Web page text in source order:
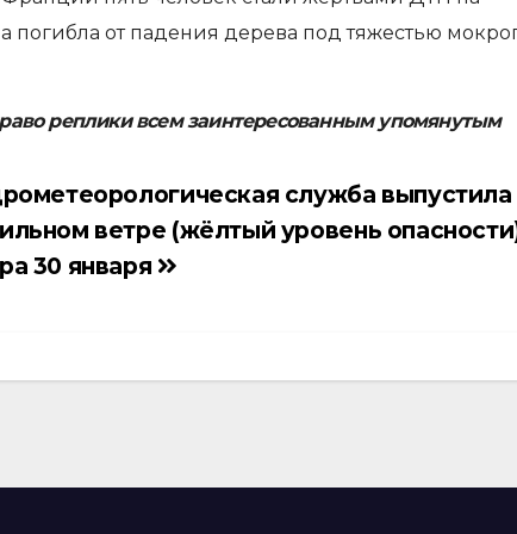
от падения дерева под тяжестью
реплики всем заинтересованным упомянутым
служба выпустила
ветре (жёлтый уровень
30 января